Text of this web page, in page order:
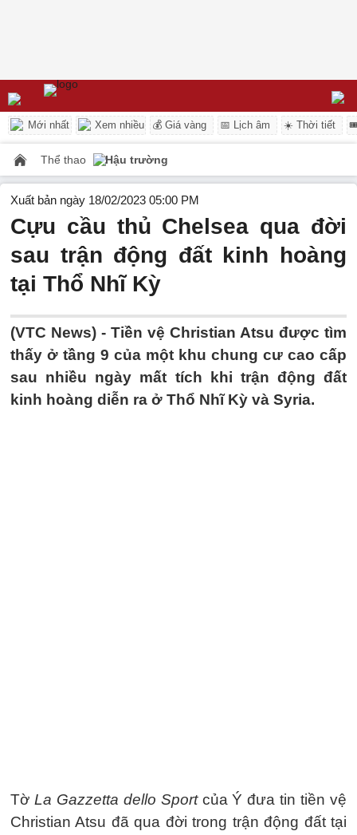
Mới nhất Xem nhiều 💰 Giá vàng 📅 Lịch âm ☀️ Thời tiết
Thể thao Hậu trường
Xuất bản ngày 18/02/2023 05:00 PM
Cựu cầu thủ Chelsea qua đời
sau trận động đất kinh hoàng
tại Thổ Nhĩ Kỳ
(VTC News) - Tiền vệ Christian Atsu được tìm
thấy ở tầng 9 của một khu chung cư cao cấp
sau nhiều ngày mất tích khi trận động đất
kinh hoàng diễn ra ở Thổ Nhĩ Kỳ và Syria.
Tờ La Gazzetta dello Sportcủa Ý đưa tin tiền vệ
Christian Atsu đã qua đời trong trận động đất tại